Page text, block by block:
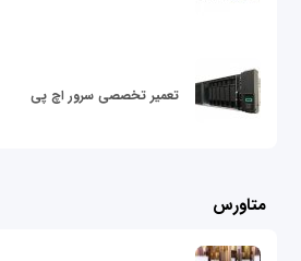
تعمیر تخصصی سرور اچ پی
متاورس